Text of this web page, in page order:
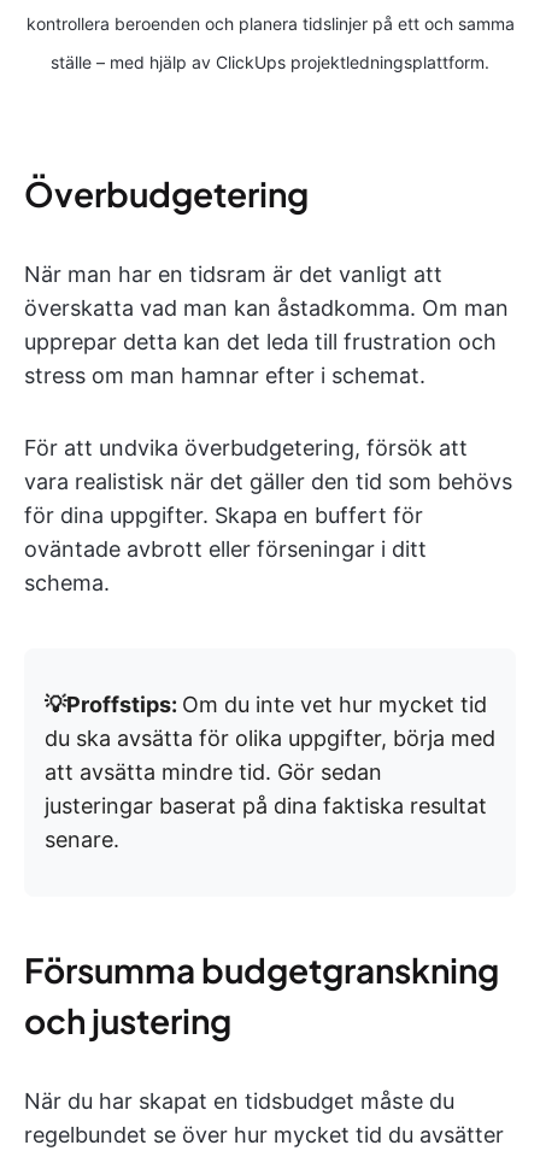
kontrollera beroenden och planera tidslinjer på ett och samma
ställe – med hjälp av ClickUps projektledningsplattform.
Överbudgetering
När man har en tidsram är det vanligt att
överskatta vad man kan åstadkomma. Om man
upprepar detta kan det leda till frustration och
stress om man hamnar efter i schemat.
För att undvika överbudgetering, försök att
vara realistisk när det gäller den tid som behövs
för dina uppgifter. Skapa en buffert för
oväntade avbrott eller förseningar i ditt
schema.
💡Proffstips: Om du inte vet hur mycket tid
du ska avsätta för olika uppgifter, börja med
att avsätta mindre tid. Gör sedan
justeringar baserat på dina faktiska resultat
senare.
Försumma budgetgranskning
och justering
När du har skapat en tidsbudget måste du
regelbundet se över hur mycket tid du avsätter